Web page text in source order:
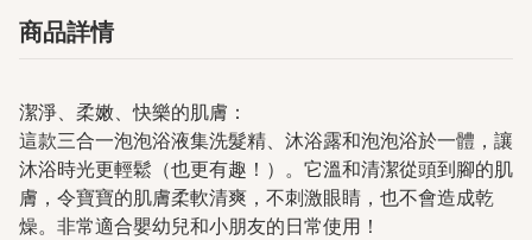
商品詳情
潔淨、柔嫩、快樂的肌膚：
這款三合一泡泡浴液集洗髮精、沐浴露和泡泡浴於一體，讓
沐浴時光更輕鬆（也更有趣！）。它溫和清潔從頭到腳的肌
膚，令寶寶的肌膚柔軟清爽，不刺激眼睛，也不會造成乾
燥。非常適合嬰幼兒和小朋友的日常使用！